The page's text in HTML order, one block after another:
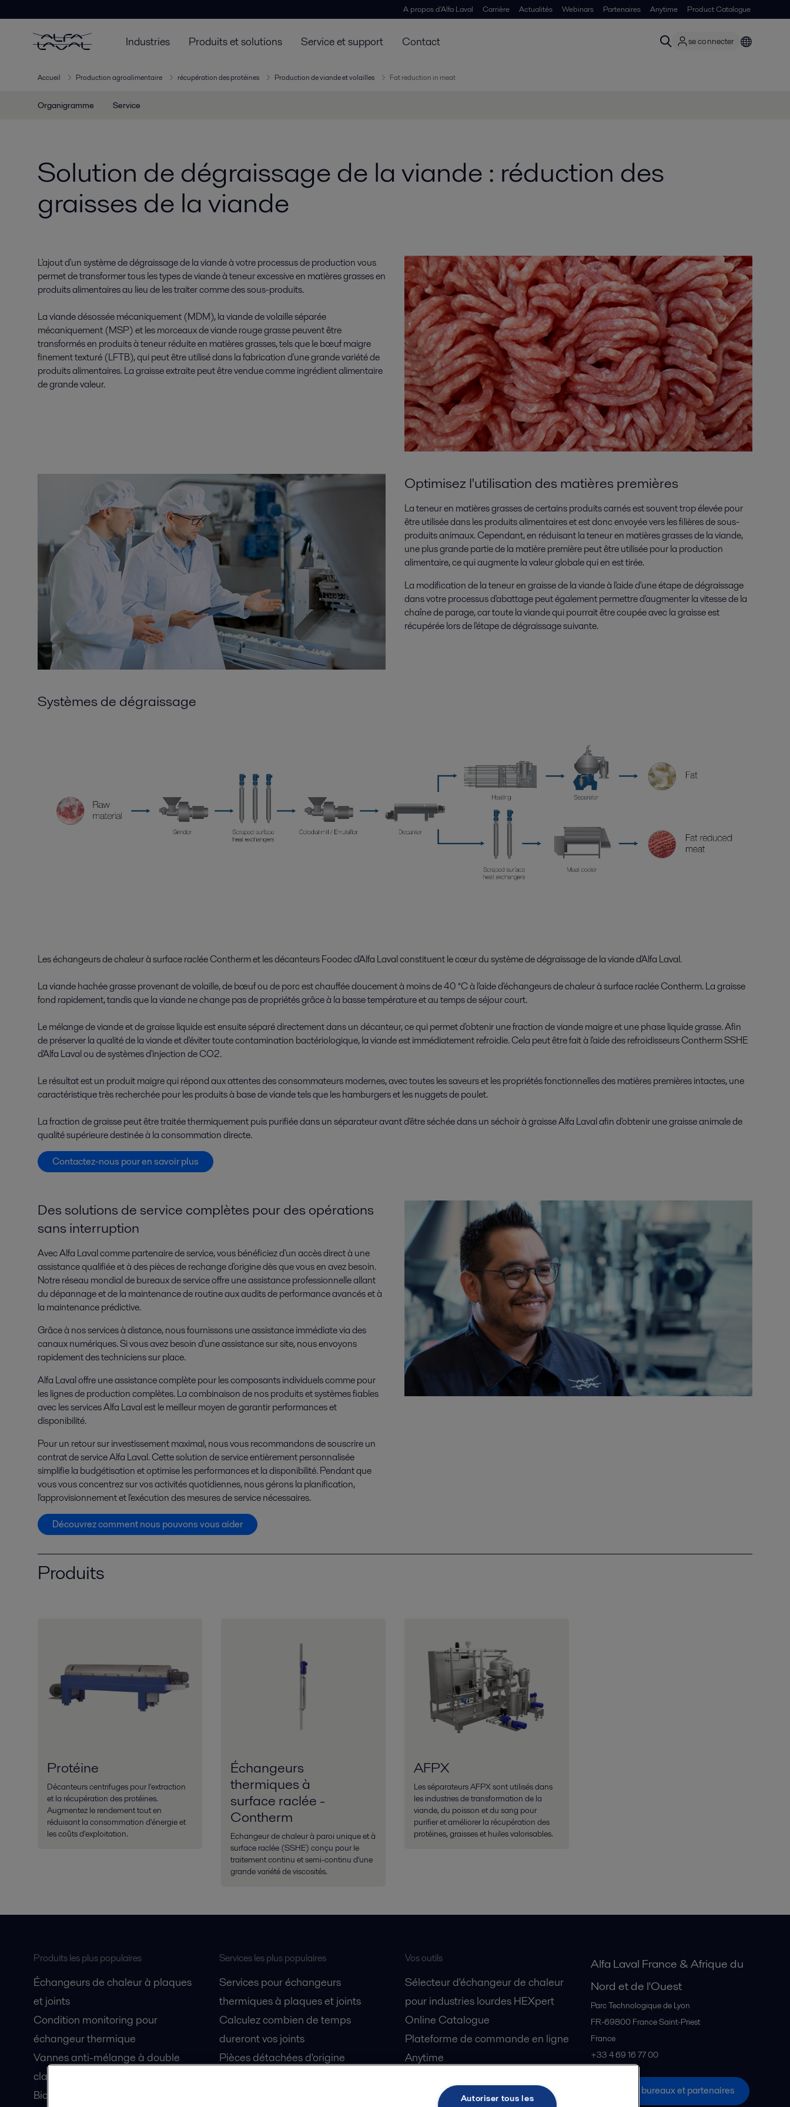
A propos d'Alfa Laval Carrière Actualités Webinars Partenaires Anytime Product Catalogue
Industries Produits et solutions Service et support Contact se connecter
Accueil Production agroalimentaire récupération des protéines Production de viande et volailles Fat reduction in meat
Organigramme Service
Solution de dégraissage de la viande : réduction des
graisses de la viande
L'ajout d'un système de dégraissage de la viande à votre processus de production vous
permet de transformer tous les types de viande à teneur excessive en matières grasses en
produits alimentaires au lieu de les traiter comme des sous-produits.
La viande désossée mécaniquement (MDM), la viande de volaille séparée
mécaniquement (MSP) et les morceaux de viande rouge grasse peuvent être
transformés en produits à teneur réduite en matières grasses, tels que le bœuf maigre
finement texturé (LFTB), qui peut être utilisé dans la fabrication d'une grande variété de
produits alimentaires. La graisse extraite peut être vendue comme ingrédient alimentaire
de grande valeur.
Optimisez l'utilisation des matières premières
La teneur en matières grasses de certains produits carnés est souvent trop élevée pour
être utilisée dans les produits alimentaires et est donc envoyée vers les filières de sous-
produits animaux. Cependant, en réduisant la teneur en matières grasses de la viande,
une plus grande partie de la matière première peut être utilisée pour la production
alimentaire, ce qui augmente la valeur globale qui en est tirée.
La modification de la teneur en graisse de la viande à l'aide d'une étape de dégraissage
dans votre processus d'abattage peut également permettre d'augmenter la vitesse de la
chaîne de parage, car toute la viande qui pourrait être coupée avec la graisse est
récupérée lors de l'étape de dégraissage suivante.
Systèmes de dégraissage
Les échangeurs de chaleur à surface raclée Contherm et les décanteurs Foodec d'Alfa Laval constituent le cœur du système de dégraissage de la viande d'Alfa Laval.
La viande hachée grasse provenant de volaille, de bœuf ou de porc est chauffée doucement à moins de 40 °C à l'aide d'échangeurs de chaleur à surface raclée Contherm. La graisse
fond rapidement, tandis que la viande ne change pas de propriétés grâce à la basse température et au temps de séjour court.
Le mélange de viande et de graisse liquide est ensuite séparé directement dans un décanteur, ce qui permet d'obtenir une fraction de viande maigre et une phase liquide grasse. Afin
de préserver la qualité de la viande et d'éviter toute contamination bactériologique, la viande est immédiatement refroidie. Cela peut être fait à l'aide des refroidisseurs Contherm SSHE
d'Alfa Laval ou de systèmes d'injection de CO2.
Le résultat est un produit maigre qui répond aux attentes des consommateurs modernes, avec toutes les saveurs et les propriétés fonctionnelles des matières premières intactes, une
caractéristique très recherchée pour les produits à base de viande tels que les hamburgers et les nuggets de poulet.
La fraction de graisse peut être traitée thermiquement puis purifiée dans un séparateur avant d'être séchée dans un séchoir à graisse Alfa Laval afin d'obtenir une graisse animale de
qualité supérieure destinée à la consommation directe.
Contactez-nous pour en savoir plus
Des solutions de service complètes pour des opérations
sans interruption
Avec Alfa Laval comme partenaire de service, vous bénéficiez d'un accès direct à une
assistance qualifiée et à des pièces de rechange d'origine dès que vous en avez besoin.
Notre réseau mondial de bureaux de service offre une assistance professionnelle allant
du dépannage et de la maintenance de routine aux audits de performance avancés et à
la maintenance prédictive.
Grâce à nos services à distance, nous fournissons une assistance immédiate via des
canaux numériques. Si vous avez besoin d'une assistance sur site, nous envoyons
rapidement des techniciens sur place.
Alfa Laval offre une assistance complète pour les composants individuels comme pour
les lignes de production complètes. La combinaison de nos produits et systèmes fiables
avec les services Alfa Laval est le meilleur moyen de garantir performances et
disponibilité.
Pour un retour sur investissement maximal, nous vous recommandons de souscrire un
contrat de service Alfa Laval. Cette solution de service entièrement personnalisée
simplifie la budgétisation et optimise les performances et la disponibilité. Pendant que
vous vous concentrez sur vos activités quotidiennes, nous gérons la planification,
l'approvisionnement et l'exécution des mesures de service nécessaires.
Découvrez comment nous pouvons vous aider
Produits
Protéine
Décanteurs centrifuges pour l'extraction
et la récupération des protéines.
Augmentez le rendement tout en
réduisant la consommation d'énergie et
les coûts d'exploitation.
Échangeurs
thermiques à
surface raclée -
Contherm
Echangeur de chaleur à paroi unique et à
surface raclée (SSHE) conçu pour le
traitement continu et semi-continu d'une
grande variété de viscosités.
AFPX
Les séparateurs AFPX sont utilisés dans
les industries de transformation de la
viande, du poisson et du sang pour
purifier et améliorer la récupération des
protéines, graisses et huiles valorisables.
Produits les plus populaires
Échangeurs de chaleur à plaques
et joints
Condition monitoring pour
échangeur thermique
Vannes anti-mélange à double
clapet Unique Mixproof
Bioréacteurs à membranes MBR
Services les plus populaires
Services pour échangeurs
thermiques à plaques et joints
Calculez combien de temps
dureront vos joints
Pièces détachées d'origine
Vos outils
Sélecteur d'échangeur de chaleur
pour industries lourdes HEXpert
Online Catalogue
Plateforme de commande en ligne
Anytime
centrifuge biotechnologies Explore
Alfa Laval France & Afrique du
Nord et de l'Ouest
Parc Technologique de Lyon
FR-69800 France Saint-Priest
France
+33 4 69 16 77 00
Tous les bureaux et partenaires
Autoriser tous les